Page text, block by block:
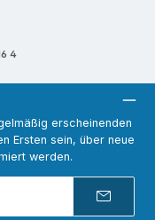
4
erscheinenden
Ersten sein, über neue
werden.